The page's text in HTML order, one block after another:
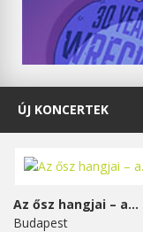
ÚJ KONCERTEK
Az ősz hangjai – a...
Budapest